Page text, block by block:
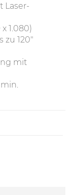
Laser-
1.080)
zu 120"
mit